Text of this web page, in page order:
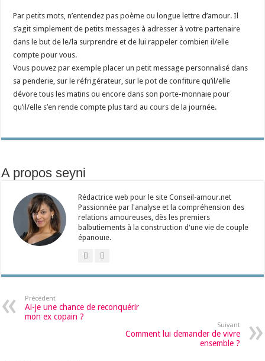
Par petits mots, n’entendez pas poème ou longue lettre d’amour. Il
s’agit simplement de petits messages à adresser à votre partenaire
dans le but de le/la surprendre et de lui rappeler combien il/elle
compte pour vous.
Vous pouvez par exemple placer un petit message personnalisé dans
sa penderie, sur le réfrigérateur, sur le pot de confiture qu’il/elle
dévore tous les matins ou encore dans son porte-monnaie pour
qu’il/elle s’en rende compte plus tard au cours de la journée.
A propos seyni
Rédactrice web pour le site Conseil-amour.net
Passionnée par l'analyse et la compréhension des
relations amoureuses, dès les premiers
balbutiements à la construction d'une vie de couple
épanouïe.
Précédent
Ai-je une chance de reconquérir
mon ex copain ?
Suivant
Comment lui demander de vivre
ensemble ?